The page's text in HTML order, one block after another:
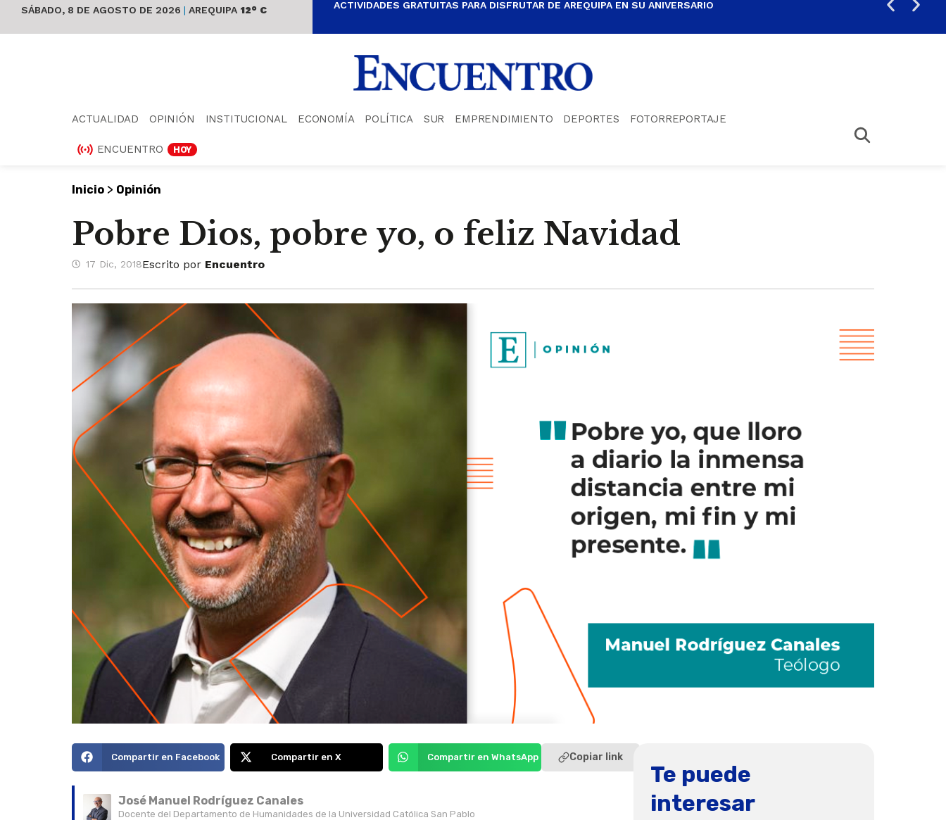
SÁBADO, 8 DE AGOSTO DE 2026 | AREQUIPA 12° C ACTIVIDADES GRATUITAS PARA DISFRUTAR DE AREQUIPA EN SU ANIVERSARIO
ACTUALIDAD OPINIÓN INSTITUCIONAL ECONOMÍA POLÍTICA SUR EMPRENDIMIENTO DEPORTES FOTORREPORTAJE
ENCUENTRO HOY
Inicio > Opinión
Pobre Dios, pobre yo, o feliz Navidad
17 Dic, 2018Escrito por Encuentro
Compartir en Facebook Compartir en X Compartir en WhatsApp Copiar link
José Manuel Rodríguez Canales
Docente del Departamento de Humanidades de la Universidad Católica San Pablo
Te puede
interesar